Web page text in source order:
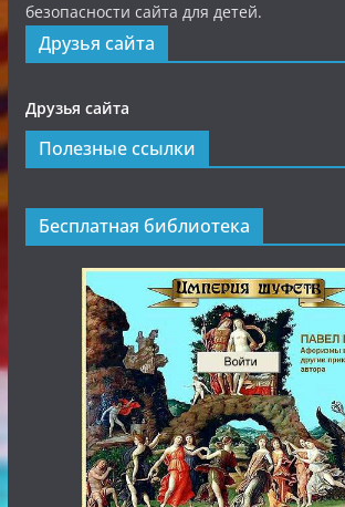
безопасности сайта для детей.
Друзья сайта
Друзья сайта
Полезные ссылки
Бесплатная библиотека